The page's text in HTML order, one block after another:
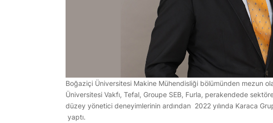
Boğaziçi Üniversitesi Makine Mühendisliği bölümünden mezun
Üniversitesi Vakfı, Tefal, Groupe SEB, Furla, perakendede
düzey yönetici deneyimlerinin ardından 2022 yılında Karaca
yaptı.